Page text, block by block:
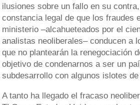
ilusiones sobre un fallo en su
constancia legal de que los fraudes
ministerio –alcahueteados por el
analistas neoliberales– conducen a
que no plantearán la renegociación
objetivo de condenarnos a ser un
subdesarrollo con algunos islotes
A tanto ha llegado el fracaso